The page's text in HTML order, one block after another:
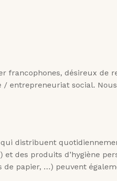
francophones, désireux
entrepreneuriat social.
distribuent
des produits d’hygiène
de papier, …) peuvent